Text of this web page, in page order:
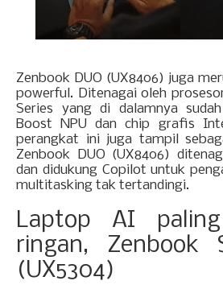
Zenbook DUO (UX8406) juga
powerful. Ditenagai oleh pr
Series yang di dalamnya
Boost NPU dan chip grafis
perangkat ini juga tampil
Zenbook DUO (UX8406)
dan didukung Copilot untuk
multitasking tak tertandingi.
Laptop AI
ringan, Zenbook
(UX5304)